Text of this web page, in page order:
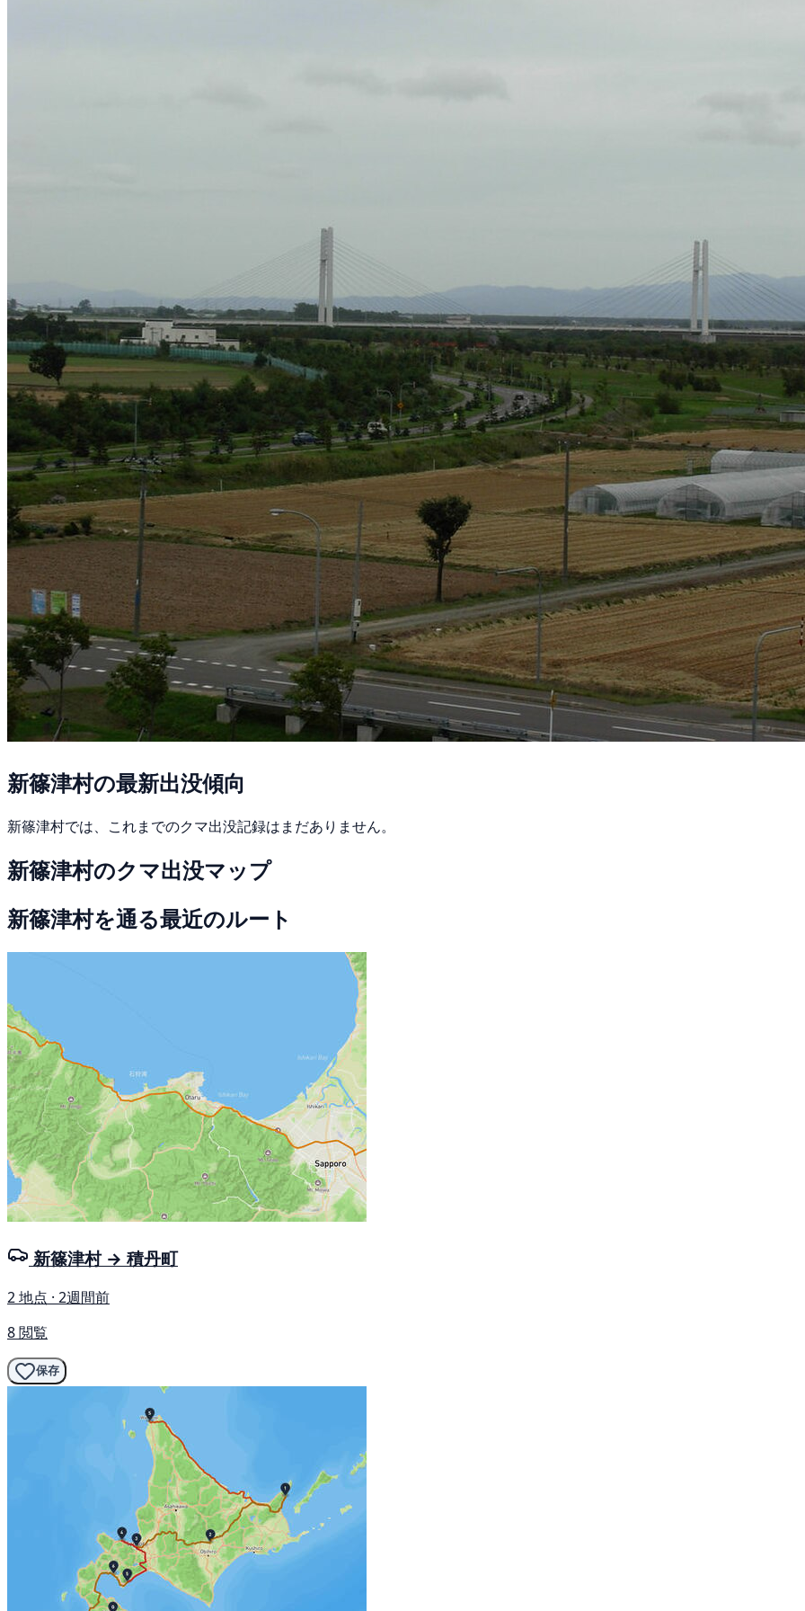
新篠津村の最新出没傾向
新篠津村では、これまでのクマ出没記録はまだありません。
新篠津村のクマ出没マップ
新篠津村を通る最近のルート
新篠津村 → 積丹町
2 地点 · 2週間前
8 閲覧
保存